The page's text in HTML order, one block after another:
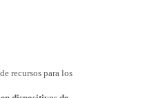
recursos para los